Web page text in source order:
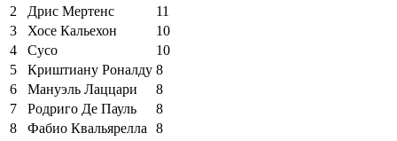
2
Дрис Мертенс
11
3
Хосе Кальехон
10
4
Сусо
10
5
Криштиану Роналду 8
6
Мануэль Лаццари
8
7
Родриго Де Пауль
8
8
Фабио Квальярелла
8